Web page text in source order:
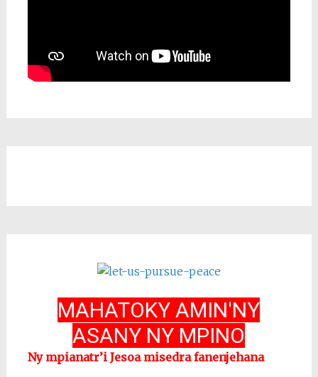
MAHATOKY AMIN'NY
ASANY NY MPINO
Ny mpianatr’i Jesoa misedra fanenjehana